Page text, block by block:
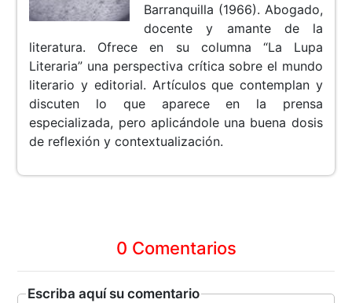
Barranquilla (1966). Abogado,
docente y amante de la
literatura. Ofrece en su columna “La Lupa
Literaria” una perspectiva crítica sobre el mundo
literario y editorial. Artículos que contemplan y
discuten lo que aparece en la prensa
especializada, pero aplicándole una buena dosis
de reflexión y contextualización.
0 Comentarios
Escriba aquí su comentario